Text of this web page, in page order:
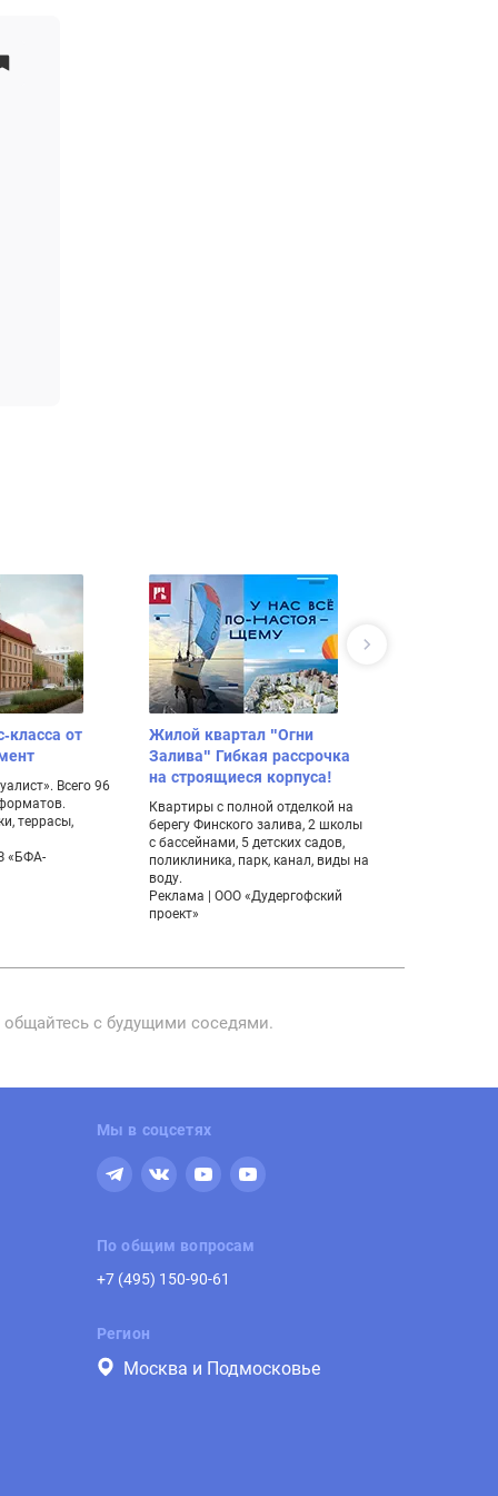
класса от
Всего 96
террасы,
«БФА-
Жилой квартал "Огни
Залива" Гибкая рассрочка
на строящиеся корпуса!
Квартиры с полной отделкой на
берегу Финского залива, 2 школы
с бассейнами, 5 детских садов,
поликлиника, парк, канал, виды на
воду.
Реклама | ООО «Дудергофский
проект»
общайтесь с будущими соседями.
Мы в соцсетях
По общим вопросам
+7 (495) 150-90-61
Регион
Москва и Подмосковье